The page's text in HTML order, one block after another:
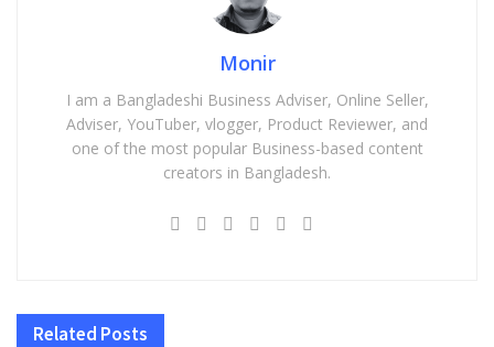
Monir
I am a Bangladeshi Business Adviser, Online Seller,
Adviser, YouTuber, vlogger, Product Reviewer, and
one of the most popular Business-based content
creators in Bangladesh.
Related Posts